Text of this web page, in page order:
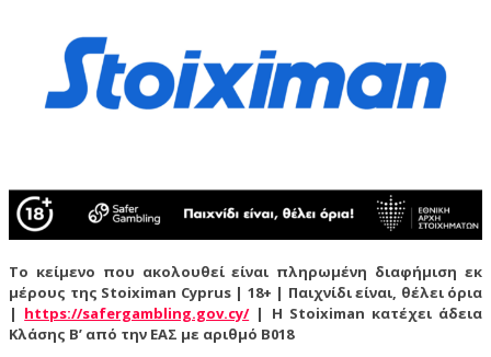
Το κείμενο που ακολουθεί είναι πληρωμένη διαφήμιση εκ
μέρους της Stoiximan Cyprus | 18+ | Παιχνίδι είναι, θέλει όρια
| https://safergambling.gov.cy/| Η Stoiximan κατέχει άδεια
Κλάσης Β’ από την ΕΑΣ με αριθμό B018